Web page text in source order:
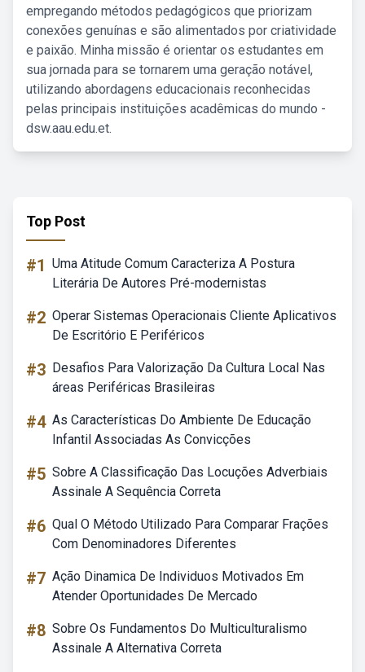
empregando métodos pedagógicos que priorizam
conexões genuínas e são alimentados por criatividade
e paixão. Minha missão é orientar os estudantes em
sua jornada para se tornarem uma geração notável,
utilizando abordagens educacionais reconhecidas
pelas principais instituições acadêmicas do mundo -
dsw.aau.edu.et.
Top Post
#1 Uma Atitude Comum Caracteriza A Postura
Literária De Autores Pré-modernistas
#2 Operar Sistemas Operacionais Cliente Aplicativos
De Escritório E Periféricos
#3 Desafios Para Valorização Da Cultura Local Nas
áreas Periféricas Brasileiras
#4 As Características Do Ambiente De Educação
Infantil Associadas As Convicções
#5 Sobre A Classificação Das Locuções Adverbiais
Assinale A Sequência Correta
#6 Qual O Método Utilizado Para Comparar Frações
Com Denominadores Diferentes
#7 Ação Dinamica De Individuos Motivados Em
Atender Oportunidades De Mercado
#8 Sobre Os Fundamentos Do Multiculturalismo
Assinale A Alternativa Correta